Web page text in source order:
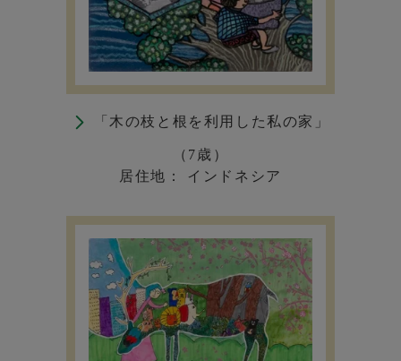
「木の枝と根を利用した私の家」
（7歳）
居住地： インドネシア